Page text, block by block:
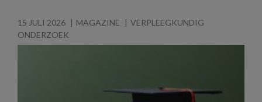
15 JULI 2026 MAGAZINE
VERPLEEGKUNDIG
ONDERZOEK